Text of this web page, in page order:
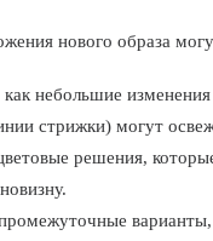
нового образа
небольшие
стрижки) могут
решения,